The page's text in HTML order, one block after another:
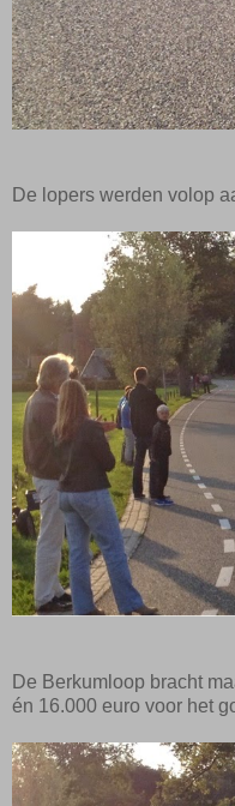
De lopers werden volop
De Berkumloop bracht
én 16.000 euro voor het